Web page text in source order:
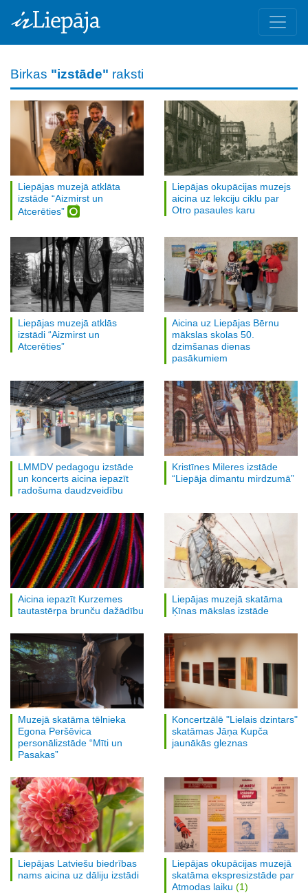
Birkas "izstāde" raksti
Liepājas muzejā atklāta
izstāde “Aizmirst un
Atcerēties”
Liepājas okupācijas muzejs
aicina uz lekciju ciklu par
Otro pasaules karu
Liepājas muzejā atklās
izstādi “Aizmirst un
Atcerēties”
Aicina uz Liepājas Bērnu
mākslas skolas 50.
dzimšanas dienas
pasākumiem
LMMDV pedagogu izstāde
un koncerts aicina iepazīt
radošuma daudzveidību
Kristīnes Mileres izstāde
“Liepāja dimantu mirdzumā”
Aicina iepazīt Kurzemes
tautastērpa brunču dažādību
Liepājas muzejā skatāma
Ķīnas mākslas izstāde
Muzejā skatāma tēlnieka
Egona Peršēvica
personālizstāde “Mīti un
Pasakas”
Koncertzālē "Lielais dzintars"
skatāmas Jāņa Kupča
jaunākās gleznas
Liepājas Latviešu biedrības
nams aicina uz dāliju izstādi
Liepājas okupācijas muzejā
skatāma ekspresizstāde par
Atmodas laiku (1)